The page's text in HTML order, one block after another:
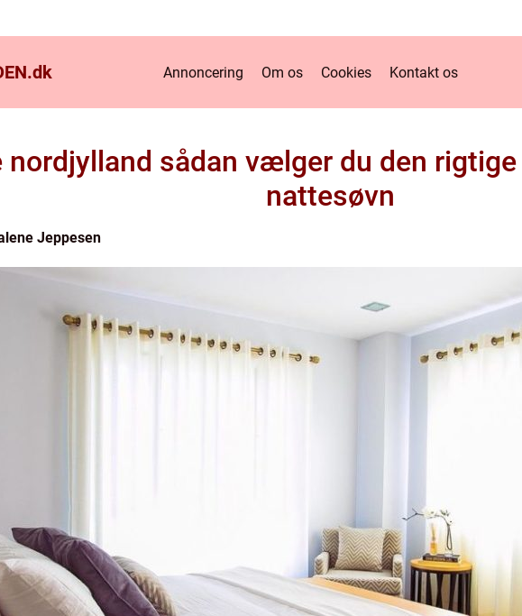
dk Annoncering Om os Cookies Kontakt os
nordjylland sådan vælger du den
nattesøvn
Jeppesen